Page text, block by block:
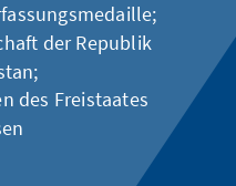
der Republik
des Freistaates